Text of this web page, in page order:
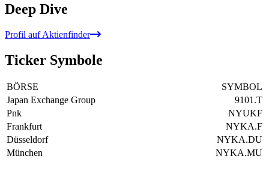
Deep Dive
Profil auf Aktienfinder
Ticker Symbole
BÖRSE
SYMBOL
Japan Exchange Group
9101.T
Pnk
NYUKF
Frankfurt
NYKA.F
Düsseldorf
NYKA.DU
München
NYKA.MU